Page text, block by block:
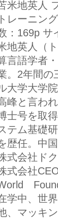
米地英人
トレーニン
：169p サ
地英人（
言語学者
。2年間の
大学大学
峰と言わ
士号を取
テム基礎
歴任。中
式会社ド
式会社
学中、世
、マッキ